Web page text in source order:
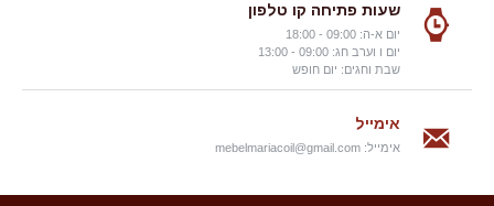
שעות פתיחה קו טלפון
יום א-ה: 09:00 - 18:00
יום ו וערב חג: 09:00 - 13:00
שבת וחגים: יום חופש
אימייל
אימייל: mebelmariacoil@gmail.com